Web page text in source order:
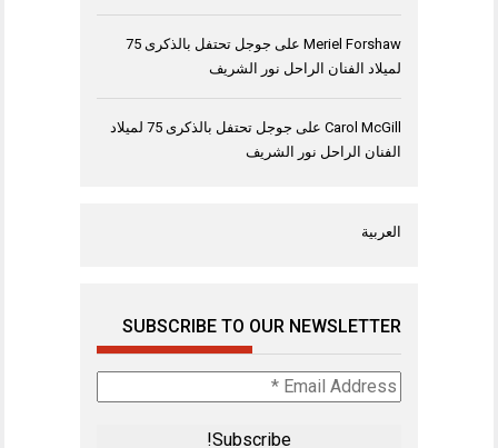
Meriel Forshaw على
جوجل تحتفل بالذكرى 75
لميلاد الفنان الراحل نور الشريف
Carol McGill على
جوجل تحتفل بالذكرى 75 لميلاد
الفنان الراحل نور الشريف
العربية
SUBSCRIBE TO OUR NEWSLETTER
Email
Address